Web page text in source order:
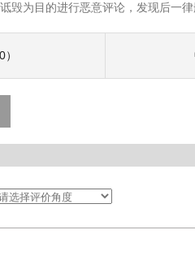
毁为目的进行恶意评论，发现后一